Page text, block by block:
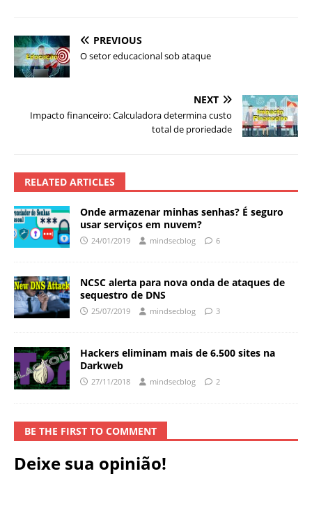
PREVIOUS
O setor educacional sob ataque
NEXT
Impacto financeiro: Calculadora determina custo
total de proriedade
RELATED ARTICLES
Onde armazenar minhas senhas? É seguro
usar serviços em nuvem?
24/01/2019 mindsecblog 6
NCSC alerta para nova onda de ataques de
sequestro de DNS
25/07/2019 mindsecblog 3
Hackers eliminam mais de 6.500 sites na
Darkweb
27/11/2018 mindsecblog 2
BE THE FIRST TO COMMENT
Deixe sua opinião!